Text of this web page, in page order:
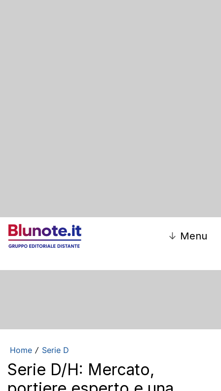
↓ Menu
Home / Serie D
Serie D/H: Mercato,